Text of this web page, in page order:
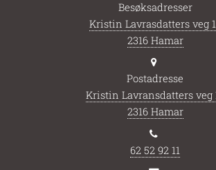
Besøksadresser
Kristin Lavrasdatters veg
2316 Hamar
Postadresse
Kristin Lavransdatters veg
2316 Hamar
62 52 92 11